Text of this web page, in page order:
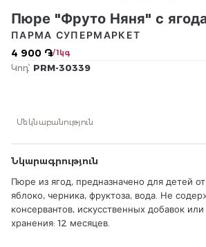
Пюре "Фруто Няня" с
4 900 ֏/ 1կգ
ПАРМА СУПЕРМАРКЕТ
Կոդ՝ PRM-30339
Մեկնաբանություն
Նկարագրություն
Пюре из ягод, предназначено для детей
яблоко, черника, фруктоза, вода. Не
консервантов, искусственных добавок
хранения: 12 месяцев.